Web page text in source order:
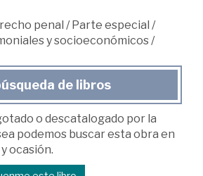
penal /Parte especial /
y socioeconómicos /
de libros
o descatalogado por la
podemos buscar esta obra en
ocasión.